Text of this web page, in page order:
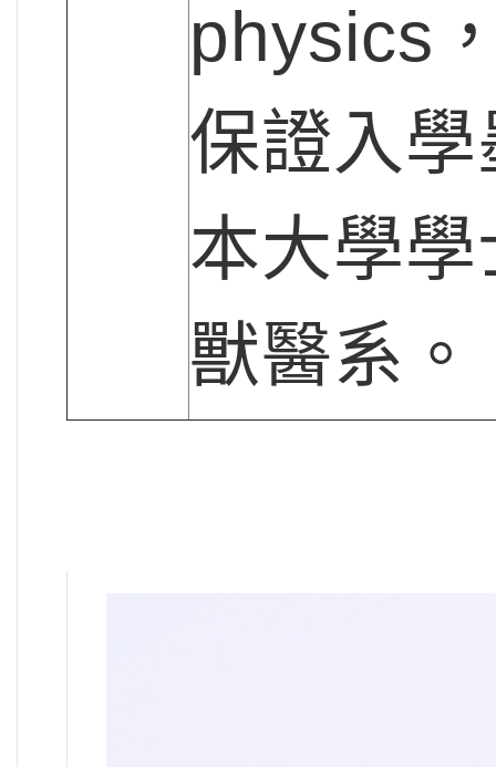
physics
保證入學
本大學學
獸醫系。